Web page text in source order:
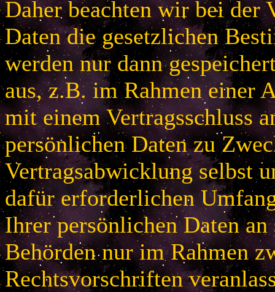
Daher beachten wir bei der
Daten die gesetzlichen
werden nur dann
aus, z.B. im Rahmen einer
mit einem Vertragsschluss
persönlichen Daten zu
Vertragsabwicklung selbst
dafür erforderlichen
Ihrer persönlichen Daten
Behörden nur im Rahmen
Rechtsvorschriften